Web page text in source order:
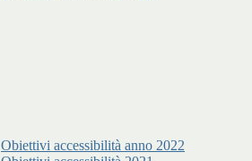
Obiettivi accessibilità anno 2022